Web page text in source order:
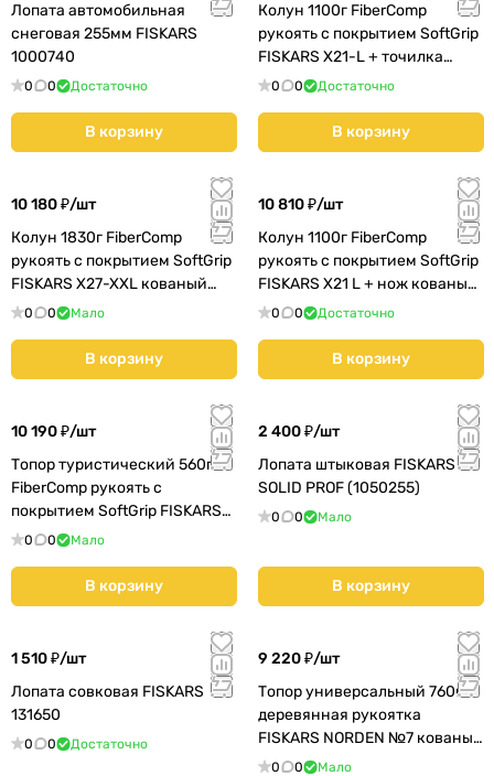
Лопата автомобильная
снеговая 255мм FISKARS
1000740
0 0 Достаточно
В корзину
Колун 1100г FiberComp
рукоять с покрытием SoftGrip
FISKARS X21-L + точилка
кованый (129047/1019333)
0 0 Достаточно
В корзину
10 180 ₽/шт
Колун 1830г FiberComp
рукоять с покрытием SoftGrip
FISKARS X27-XXL кованый
(122503/1015644)
0 0 Мало
В корзину
10 810 ₽/шт
Колун 1100г FiberComp
рукоять с покрытием SoftGrip
FISKARS X21 L + нож кованый
(1025436)
0 0 Достаточно
В корзину
10 190 ₽/шт
Топор туристический 560г
FiberComp рукоять с
покрытием SoftGrip FISKARS
0 0 Мало
В корзину
2 400 ₽/шт
Лопата штыковая FISKARS
SOLID PROF (1050255)
0 0 Мало
В корзину
1 510 ₽/шт
Лопата совковая FISKARS
131650
0 0 Достаточно
9 220 ₽/шт
Топор универсальный 760г
деревянная рукоятка
FISKARS NORDEN №7 кованый
(1051142)
0 0 Мало